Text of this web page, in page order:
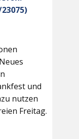
und
nutzen
Freitag.